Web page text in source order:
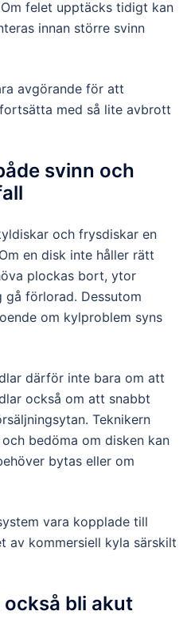
felet upptäcks tidigt kan
innan större svinn
avgörande för att
med så lite avbrott
svinn och
och frysdiskar en
en disk inte håller rätt
plockas bort, ytor
gå förlorad. Dessutom
om kylproblem syns
därför inte bara om att
också om att snabbt
Teknikern
bedöma om disken kan
bytas eller om
vara kopplade till
av kommersiell kyla särskilt
bli akut